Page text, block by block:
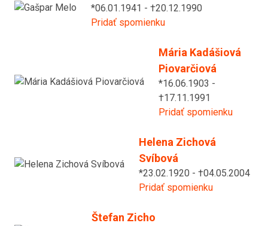
*06.01.1941 - †20.12.1990
Pridať spomienku
Mária Kadášiová
Piovarčiová
*16.06.1903 -
†17.11.1991
Pridať spomienku
Helena Zichová
Svíbová
*23.02.1920 - †04.05.2004
Pridať spomienku
Štefan Zicho